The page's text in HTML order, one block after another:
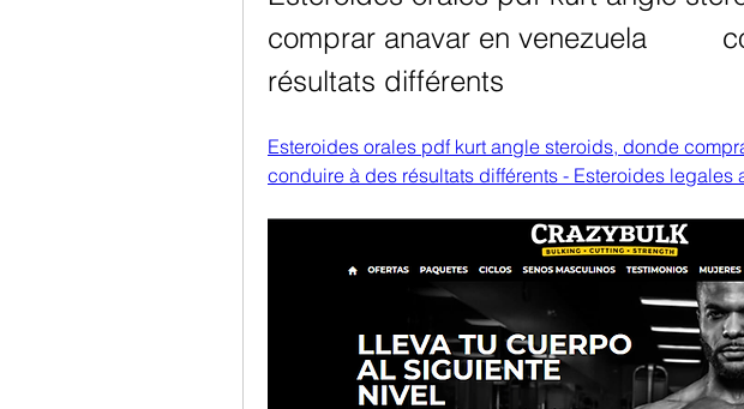
comprar anavar en venezuela
résultats différents
Esteroides orales pdf kurt angle steroids, donde
conduire à des résultats différents - Esteroides legales